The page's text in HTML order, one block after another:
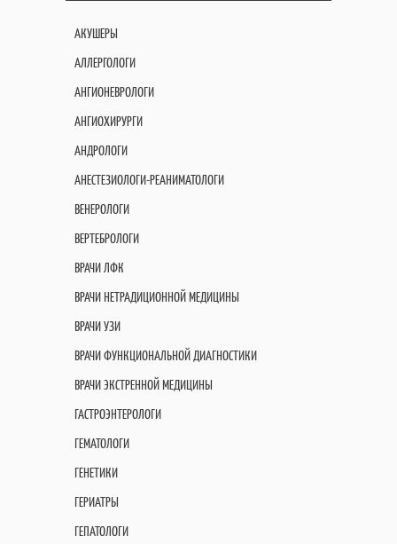
АКУШЕРЫ
АЛЛЕРГОЛОГИ
АНГИОНЕВРОЛОГИ
АНГИОХИРУРГИ
АНДРОЛОГИ
АНЕСТЕЗИОЛОГИ-РЕАНИМАТОЛОГИ
ВЕНЕРОЛОГИ
ВЕРТЕБРОЛОГИ
ВРАЧИ ЛФК
ВРАЧИ НЕТРАДИЦИОННОЙ МЕДИЦИНЫ
ВРАЧИ УЗИ
ВРАЧИ ФУНКЦИОНАЛЬНОЙ ДИАГНОСТИКИ
ВРАЧИ ЭКСТРЕННОЙ МЕДИЦИНЫ
ГАСТРОЭНТЕРОЛОГИ
ГЕМАТОЛОГИ
ГЕНЕТИКИ
ГЕРИАТРЫ
ГЕПАТОЛОГИ